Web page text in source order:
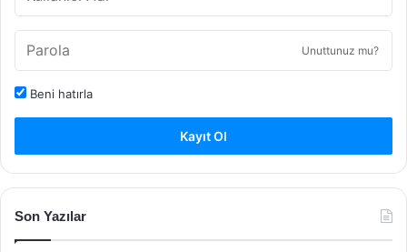
Unuttunuz mu?
Beni hatırla
Kayıt Ol
Son Yazılar